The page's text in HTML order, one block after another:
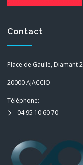
Contact
Place de Gaulle, Diamant 2
20000 AJACCIO
Téléphone:
04 95 10 60 70